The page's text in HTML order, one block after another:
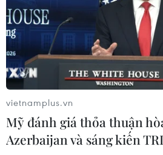
vietnamplus.vn
Mỹ đánh giá thỏa thuận
Azerbaijan và sáng kiến